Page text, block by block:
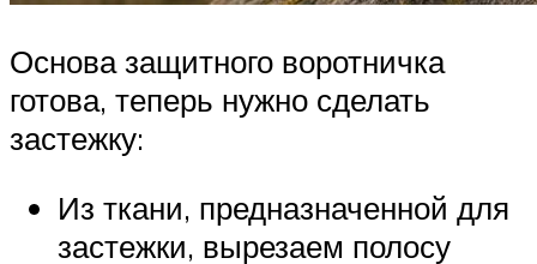
Основа защитного воротничка
готова, теперь нужно сделать
застежку:
Из ткани, предназначенной для
застежки, вырезаем полосу